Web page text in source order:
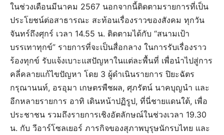
ในช่วงเดือนมีนาคม 2567 นอกจากนี้ติดตามรายการที่เป็น
ประโยชน์ต่อสาธารณะ สะท้อนเรื่องราวของสังคม ทุกวัน
จันทร์ถึงศุกร์ เวลา 14.55 น. ติดตามได้กับ “สนามเป้า
บรรเทาทุกข์” รายการที่จะเป็นสื่อกลาง ในการรับเรื่องราว
ร้องทุกข์ รับแจ้งเบาะแสปัญหาในแต่ละพื้นที่ เพื่อนำไปสู่การ
คลี่คลายแก้ไขปัญหา โดย 3 ผู้ดำเนินรายการ ปิยะฉัตร
กรุณานนท์, อรอุมา เกษตรพืชผล, ศุภรัตน์ นาคบุญนำ และ
อีกหลายรายการ อาทิ เดินหน้าปฏิรูป, ที่นี่ชายแดนใต้, เพื่อ
ประชาชน รวมถึงรายการเชิงอัตลักษณ์ในช่วงเวลา 19.30
น. กับ วีอาร์โซลเยอร์ ภารกิจของสุภาพบุรุษนักรบไทย และ